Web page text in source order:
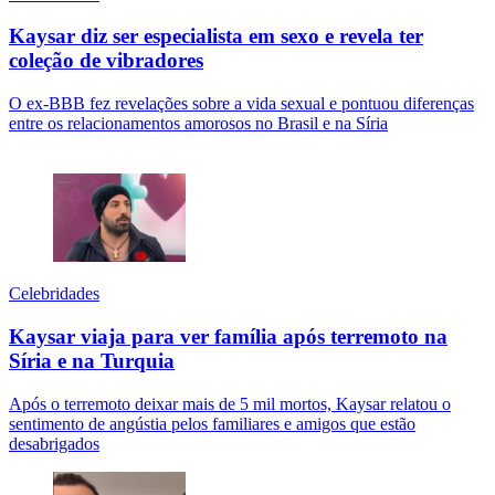
Kaysar diz ser especialista em sexo e revela ter
coleção de vibradores
O ex-BBB fez revelações sobre a vida sexual e pontuou diferenças
entre os relacionamentos amorosos no Brasil e na Síria
Celebridades
Kaysar viaja para ver família após terremoto na
Síria e na Turquia
Após o terremoto deixar mais de 5 mil mortos, Kaysar relatou o
sentimento de angústia pelos familiares e amigos que estão
desabrigados